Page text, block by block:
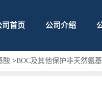
司首页 公司介绍
酸 >BOC及其他保护非天然氨